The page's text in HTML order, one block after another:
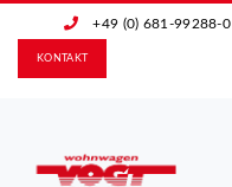
+49 (0) 681-99288-0
KONTAKT